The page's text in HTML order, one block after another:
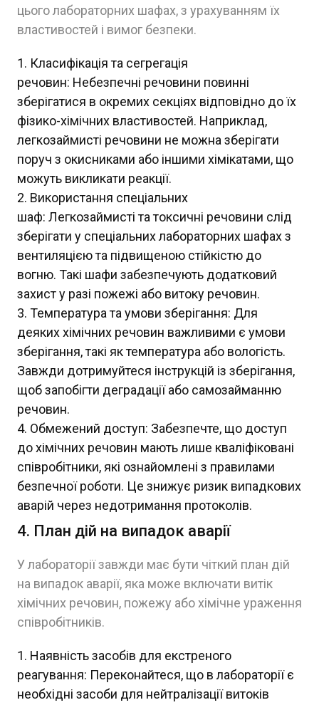
цього лабораторних шафах, з урахуванням їх
властивостей і вимог безпеки.
Класифікація та сегрегація
речовин: Небезпечні речовини повинні
зберігатися в окремих секціях відповідно до їх
фізико-хімічних властивостей. Наприклад,
легкозаймисті речовини не можна зберігати
поруч з окисниками або іншими хімікатами, що
можуть викликати реакції.
Використання спеціальних
шаф: Легкозаймисті та токсичні речовини слід
зберігати у спеціальних лабораторних шафах з
вентиляцією та підвищеною стійкістю до
вогню. Такі шафи забезпечують додатковий
захист у разі пожежі або витоку речовин.
Температура та умови зберігання: Для
деяких хімічних речовин важливими є умови
зберігання, такі як температура або вологість.
Завжди дотримуйтеся інструкцій із зберігання,
щоб запобігти деградації або самозайманню
речовин.
Обмежений доступ: Забезпечте, що доступ
до хімічних речовин мають лише кваліфіковані
співробітники, які ознайомлені з правилами
безпечної роботи. Це знижує ризик випадкових
аварій через недотримання протоколів.
4. План дій на випадок аварії
У лабораторії завжди має бути чіткий план дій
на випадок аварії, яка може включати витік
хімічних речовин, пожежу або хімічне ураження
співробітників.
Наявність засобів для екстреного
реагування: Переконайтеся, що в лабораторії є
необхідні засоби для нейтралізації витоків